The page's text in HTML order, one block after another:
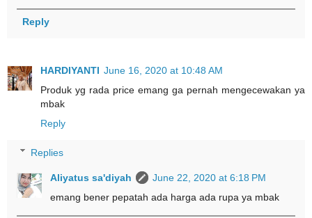
Reply
HARDIYANTI June 16, 2020 at 10:48 AM
Produk yg rada price emang ga pernah mengecewakan ya
mbak
Reply
Replies
Aliyatus sa'diyah
June 22, 2020 at 6:18 PM
emang bener pepatah ada harga ada rupa ya mbak